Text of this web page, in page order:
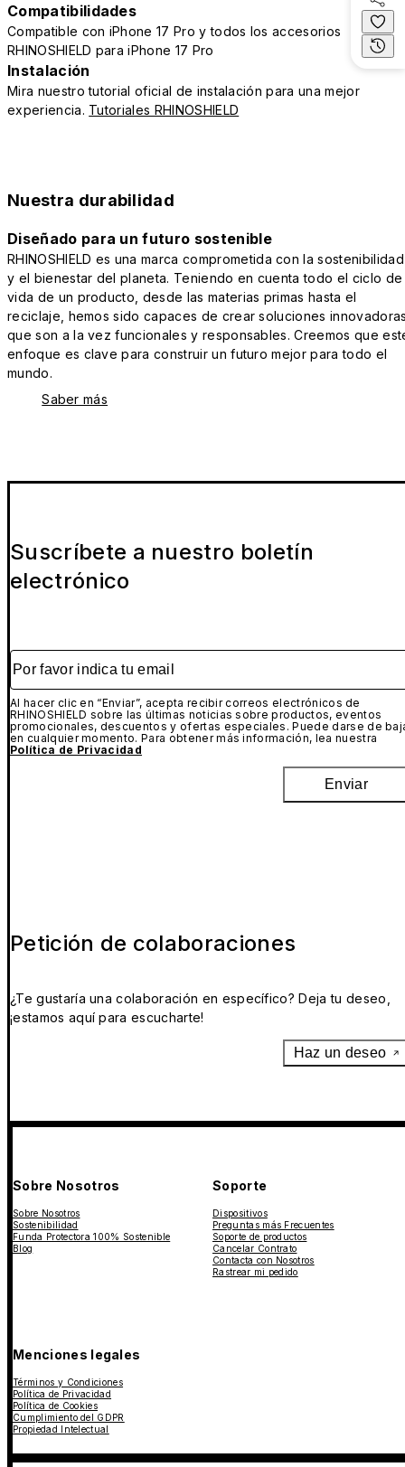
Compatibilidades
Compatible con iPhone 17 Pro y todos los accesorios
RHINOSHIELD para iPhone 17 Pro
Instalación
Mira nuestro tutorial oficial de instalación para una mejor
experiencia. Tutoriales RHINOSHIELD
Nuestra durabilidad
Diseñado para un futuro sostenible
RHINOSHIELD es una marca comprometida con la sostenibilidad
y el bienestar del planeta. Teniendo en cuenta todo el ciclo de
vida de un producto, desde las materias primas hasta el
reciclaje, hemos sido capaces de crear soluciones
que son a la vez funcionales y responsables. Creemos que
enfoque es clave para construir un futuro mejor para todo el
mundo.
Saber más
Suscríbete a nuestro boletín
electrónico
Por favor indica tu email
Al hacer clic en “Enviar”, acepta recibir correos electrónicos de
RHINOSHIELD sobre las últimas noticias sobre productos, eventos
promocionales, descuentos y ofertas especiales. Puede darse de
en cualquier momento. Para obtener más información, lea nuestra
Política de Privacidad
Enviar
Petición de colaboraciones
¿Te gustaría una colaboración en específico? Deja tu deseo,
¡estamos aquí para escucharte!
Haz un deseo
Sobre Nosotros
Sobre Nosotros
Sostenibilidad
Funda Protectora 100% Sostenible
Blog
Soporte
Dispositivos
Preguntas más Frecuentes
Soporte de productos
Cancelar Contrato
Contacta con Nosotros
Rastrear mi pedido
Menciones legales
Términos y Condiciones
Política de Privacidad
Política de Cookies
Cumplimiento del GDPR
Propiedad Intelectual